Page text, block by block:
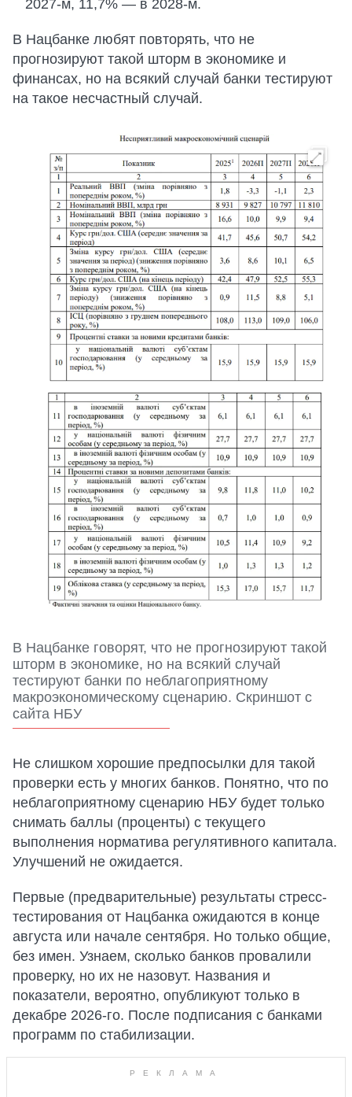
2027-м, 11,7% — в 2028-м.
В Нацбанке любят повторять, что не
прогнозируют такой шторм в экономике и
финансах, но на всякий случай банки тестируют
на такое несчастный случай.
В Нацбанке говорят, что не прогнозируют такой
шторм в экономике, но на всякий случай
тестируют банки по неблагоприятному
макроэкономическому сценарию. Скриншот с
сайта НБУ
Не слишком хорошие предпосылки для такой
проверки есть у многих банков. Понятно, что по
неблагоприятному сценарию НБУ будет только
снимать баллы (проценты) с текущего
выполнения норматива регулятивного капитала.
Улучшений не ожидается.
Первые (предварительные) результаты стресс-
тестирования от Нацбанка ожидаются в конце
августа или начале сентября. Но только общие,
без имен. Узнаем, сколько банков провалили
проверку, но их не назовут. Названия и
показатели, вероятно, опубликуют только в
декабре 2026-го. После подписания с банками
программ по стабилизации.